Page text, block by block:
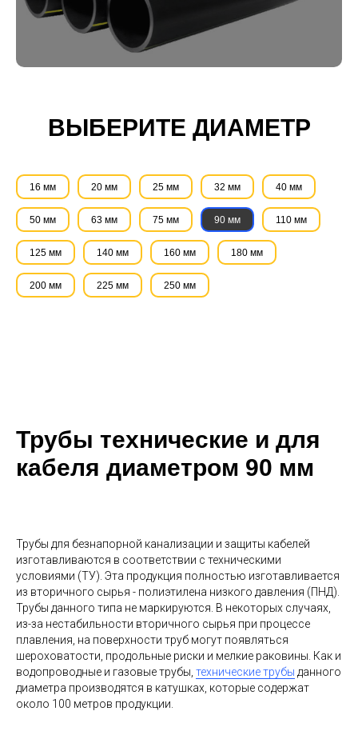
ВЫБЕРИТЕ ДИАМЕТР
16 мм 20 мм 25 мм 32 мм 40 мм
50 мм 63 мм 75 мм 90 мм 110 мм
125 мм 140 мм 160 мм 180 мм
200 мм 225 мм 250 мм
Трубы технические и для
кабеля диаметром 90 мм
Трубы для безнапорной канализации и защиты кабелей
изготавливаются в соответствии с техническими
условиями (ТУ). Эта продукция полностью изготавливается
из вторичного сырья - полиэтилена низкого давления (ПНД).
Трубы данного типа не маркируются. В некоторых случаях,
из-за нестабильности вторичного сырья при процессе
плавления, на поверхности труб могут появляться
шероховатости, продольные риски и мелкие раковины. Как и
водопроводные и газовые трубы, технические трубы данного
диаметра производятся в катушках, которые содержат
около 100 метров продукции.